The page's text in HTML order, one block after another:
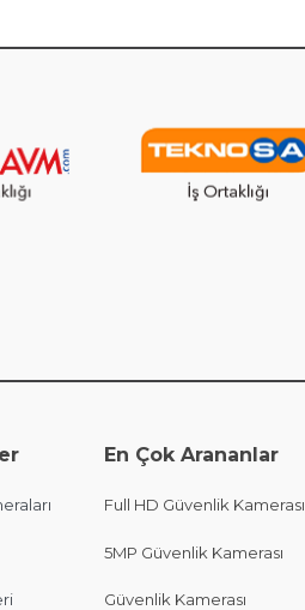
En Çok Arananlar
Full HD Güvenlik Kamerası
5MP Güvenlik Kamerası
Güvenlik Kamerası